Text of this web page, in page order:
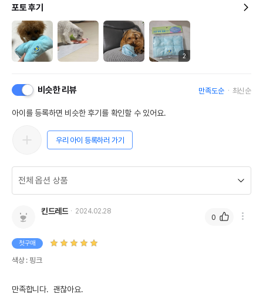
포토 후기
2
비슷한 리뷰 만족도순 최신순
아이를 등록하면 비슷한 후기를 확인할 수 있어요.
우리 아이 등록하러 가기
킨드레드 2024.02.28
첫구매
색상 : 핑크
만족합니다.  괜찮아요.
0